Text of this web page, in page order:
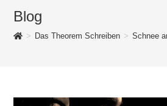
Blog
> Das Theorem Schreiben > Schnee